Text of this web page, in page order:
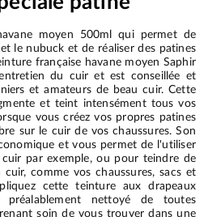
moyen 500ml qui permet de
le nubuck et de réaliser des patines
française havane moyen Saphir
du cuir et est conseillée et
et amateurs de beau cuir. Cette
et teint intensément tous vos
vous créez vos propres patines
sur le cuir de vos chaussures. Son
et vous permet de l'utiliser
par exemple, ou pour teindre de
comme vos chaussures, sacs et
cette teinture aux drapeaux
nettoyé de toutes
soin de vous trouver dans une